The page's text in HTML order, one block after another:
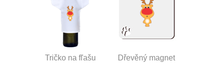
Tričko na fľašu Dřevěný magnet